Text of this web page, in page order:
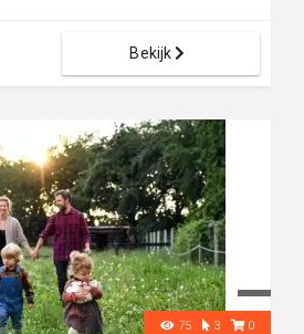
Bekijk
75 3 0